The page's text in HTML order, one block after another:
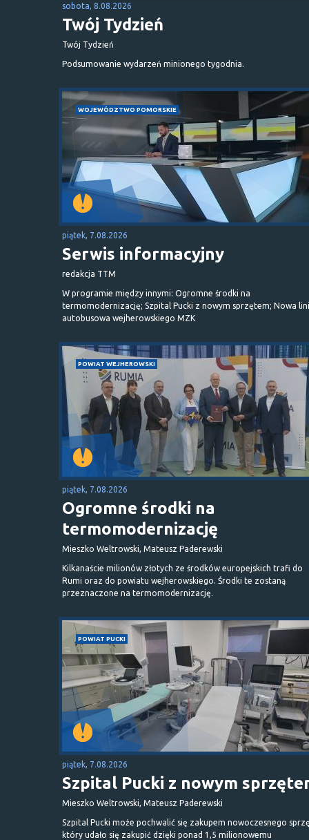
sobota, 8.08.2026
Twój Tydzień
Twój Tydzień
Podsumowanie wydarzeń minionego tygodnia.
WOJEWÓDZTWO POMORSKIE
piątek, 7.08.2026
Serwis informacyjny
redakcja TTM
W programie między innymi: Ogromne środki na
termomodernizację; Szpital Pucki z nowym sprzętem; Nowa
autobusowa wejherowskiego MZK
POWIAT WEJHEROWSKI
piątek, 7.08.2026
Ogromne środki na
termomodernizację
Mieszko Weltrowski, Mateusz Paderewski
Kilkanaście milionów złotych ze środków europejskich trafi do
Rumi oraz do powiatu wejherowskiego. Środki te zostaną
przeznaczone na termomodernizację.
POWIAT PUCKI
piątek, 7.08.2026
Szpital Pucki z nowym
Mieszko Weltrowski, Mateusz Paderewski
Szpital Pucki może pochwalić się zakupem nowoczesnego
który udało się zakupić dzięki ponad 1,5 milionowemu